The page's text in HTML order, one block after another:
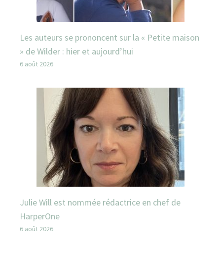
Les auteurs se prononcent sur la « Petite maison
» de Wilder : hier et aujourd’hui
6 août 2026
Julie Will est nommée rédactrice en chef de
HarperOne
6 août 2026